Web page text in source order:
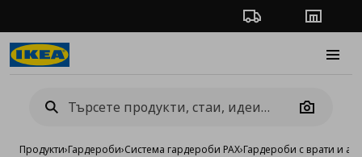
Проследяване на
Camera
Продукти›Гардероби›Система гардероби PAX›Гардероби с врати и